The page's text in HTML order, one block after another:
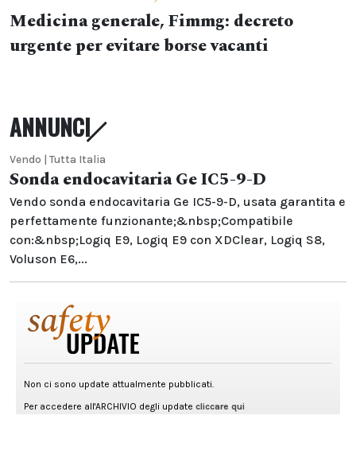
Medicina generale, Fimmg: decreto
urgente per evitare borse vacanti
ANNUNCI
Vendo | Tutta Italia
Sonda endocavitaria Ge IC5-9-D
Vendo sonda endocavitaria Ge IC5-9-D, usata garantita e
perfettamente funzionante;&nbsp;Compatibile
con:&nbsp;Logiq E9, Logiq E9 con XDClear, Logiq S8,
Voluson E6,...